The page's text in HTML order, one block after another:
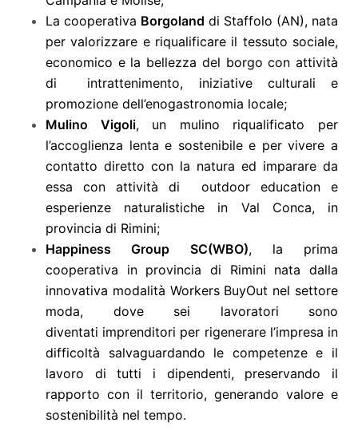
La cooperativa Borgoland di Staffolo (AN), nata
per valorizzare e riqualificare il tessuto sociale,
economico e la bellezza del borgo con attività
di intrattenimento, iniziative culturali e
promozione dell’enogastronomia locale;
Mulino Vigoli, un mulino riqualificato per
l’accoglienza lenta e sostenibile e per vivere a
contatto diretto con la natura ed imparare da
essa con attività di outdoor education e
esperienze naturalistiche in Val Conca, in
provincia di Rimini;
Happiness Group SC(WBO), la prima
cooperativa in provincia di Rimini nata dalla
innovativa modalità Workers BuyOut nel settore
moda, dove sei lavoratori sono
diventati imprenditori per rigenerare l’impresa in
difficoltà salvaguardando le competenze e il
lavoro di tutti i dipendenti, preservando il
rapporto con il territorio, generando valore e
sostenibilità nel tempo.